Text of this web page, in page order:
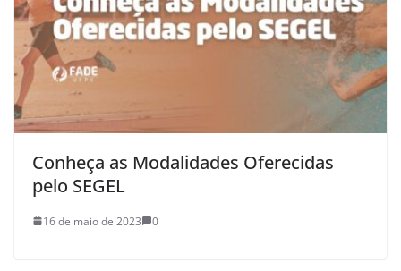
Conheça as Modalidades Oferecidas
pelo SEGEL
16 de maio de 2023 0